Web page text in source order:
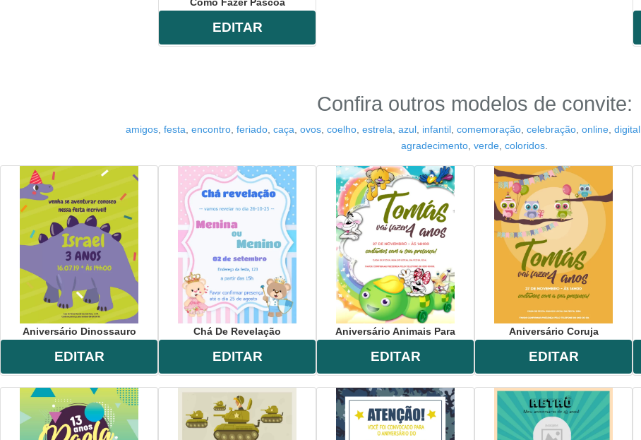
EDITAR
Confira outros modelos de convite:
amigos festa encontro feriado caça ovos coelho estrela azul infantil comemoração celebração online digital
agradecimento verde coloridos
Aniversário Dinossauro
EDITAR
Chá De Revelação
EDITAR
Aniversário Animais Para
EDITAR
Aniversário Coruja
EDITAR